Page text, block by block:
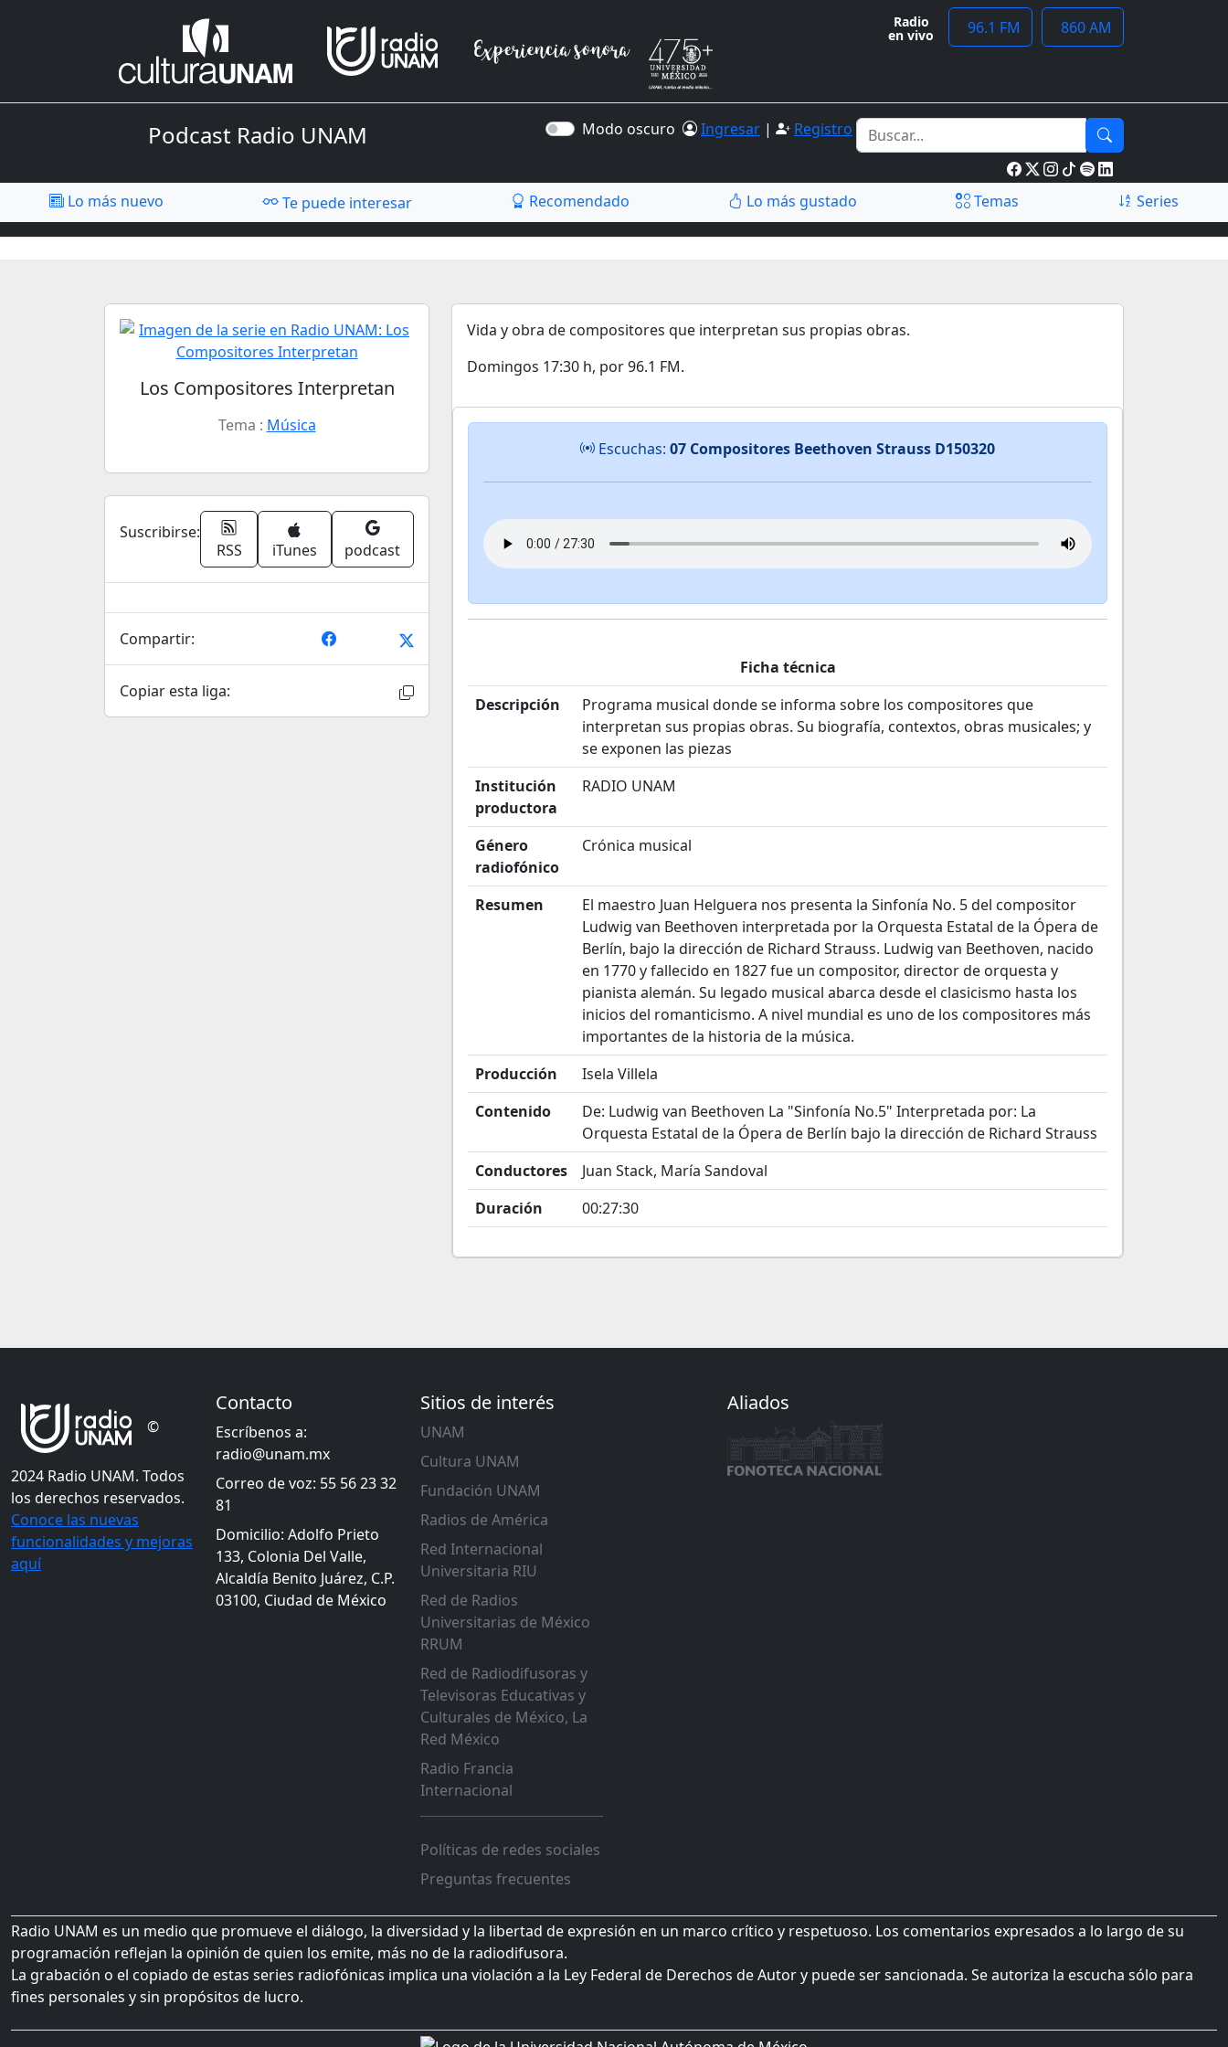
Radio
en vivo 96.1 FM 860 AM
Podcast Radio UNAM Modo oscuro Ingresar | Registro
Lo más nuevo Te puede interesar Recomendado Lo más gustado Temas Series
Los Compositores Interpretan
Tema : Música
Suscribirse:
RSS
iTunes podcast
Compartir:
Copiar esta liga:
Vida y obra de compositores que interpretan sus propias obras.
Domingos 17:30 h, por 96.1 FM.
Escuchas: 07 Compositores Beethoven Strauss D150320
Ficha técnica
Descripción
Programa musical donde se informa sobre los compositores que
interpretan sus propias obras. Su biografía, contextos, obras musicales; y
se exponen las piezas
Institución
productora
RADIO UNAM
Género
radiofónico
Crónica musical
Resumen
El maestro Juan Helguera nos presenta la Sinfonía No. 5 del compositor
Ludwig van Beethoven interpretada por la Orquesta Estatal de la Ópera de
Berlín, bajo la dirección de Richard Strauss. Ludwig van Beethoven, nacido
en 1770 y fallecido en 1827 fue un compositor, director de orquesta y
pianista alemán. Su legado musical abarca desde el clasicismo hasta los
inicios del romanticismo. A nivel mundial es uno de los compositores más
importantes de la historia de la música.
Producción
Isela Villela
Contenido
De: Ludwig van Beethoven La "Sinfonía No.5" Interpretada por: La
Orquesta Estatal de la Ópera de Berlín bajo la dirección de Richard Strauss
Conductores
Juan Stack, María Sandoval
Duración
00:27:30
©
2024 Radio UNAM. Todos
los derechos reservados.
Conoce las nuevas
funcionalidades y mejoras
aquí
Contacto
Escríbenos a:
radio@unam.mx
Correo de voz: 55 56 23 32
81
Domicilio: Adolfo Prieto
133, Colonia Del Valle,
Alcaldía Benito Juárez, C.P.
03100, Ciudad de México
Sitios de interés
UNAM
Cultura UNAM
Fundación UNAM
Radios de América
Red Internacional
Universitaria RIU
Red de Radios
Universitarias de México
RRUM
Red de Radiodifusoras y
Televisoras Educativas y
Culturales de México, La
Red México
Radio Francia
Internacional
Políticas de redes sociales
Preguntas frecuentes
Aliados
Radio UNAM es un medio que promueve el diálogo, la diversidad y la libertad de expresión en un marco crítico y respetuoso. Los comentarios expresados a lo largo de su
programación reflejan la opinión de quien los emite, más no de la radiodifusora.
La grabación o el copiado de estas series radiofónicas implica una violación a la Ley Federal de Derechos de Autor y puede ser sancionada. Se autoriza la escucha sólo para
fines personales y sin propósitos de lucro.